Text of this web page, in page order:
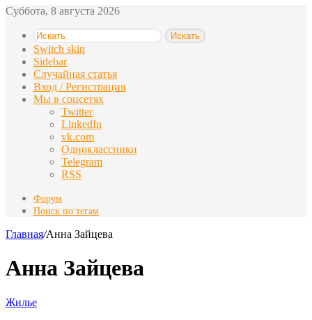
Суббота, 8 августа 2026
Искать
Switch skin
Sidebar
Случайная статья
Вход / Регистрация
Мы в соцсетях
Twitter
LinkedIn
vk.com
Одноклассники
Telegram
RSS
Форум
Поиск по тегам
Главная/Анна Зайцева
Анна Зайцева
Жилье